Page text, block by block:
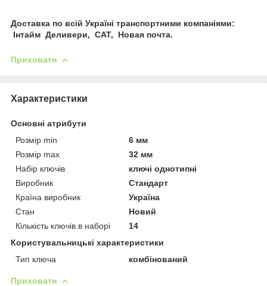
Доставка по всій Україні транспортними компаніями:
Інтайм Деливери, САТ, Новая почта.
Приховати
Характеристики
Основні атрибути
Розмір min
6 мм
Розмір max
32 мм
Набір ключів
ключі однотипні
Виробник
Стандарт
Країна виробник
Україна
Стан
Новий
Кількість ключів в наборі
14
Користувальницькі характеристики
Тип ключа
комбінований
Приховати